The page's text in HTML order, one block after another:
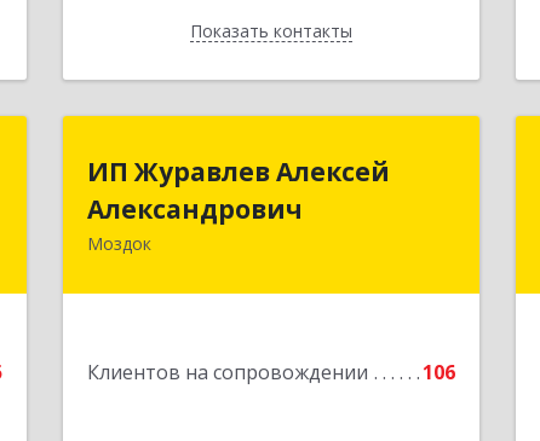
Показать контакты
Назад
ИП Журавлев Алексей
Александрович
Моздок
Клиентов на сопровождении 106
ИП Журавлев Алексей
Александрович
363750, Северная Осетия - Алания